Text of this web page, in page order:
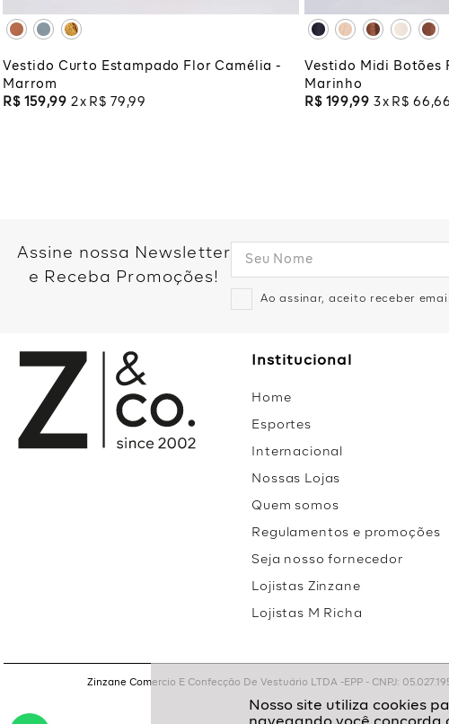
Vestido Curto Estampado Flor Camélia -
Marrom
R$ 159,99 2 R$ 79 ,99
Vestido Midi Botões
Marinho
R$ 199,99 3 R$ 66 ,66
Assine nossa Newsletter
e Receba Promoções!
Ao assinar, aceito receber
Institucional
Home
Esportes
Internacional
Nossas Lojas
Quem somos
Regulamentos e promoções
Seja nosso fornecedor
Lojistas Zinzane
Lojistas M Richa
Zinzane Comercio E Confecção De Vestuário LTDA -EPP - CNPJ: